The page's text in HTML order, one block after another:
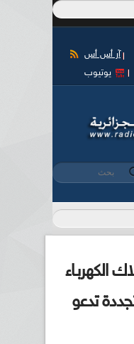
آر أس أس
يوتيوب
البحث ‏بحث ‏
الكهربـاء
تدعو